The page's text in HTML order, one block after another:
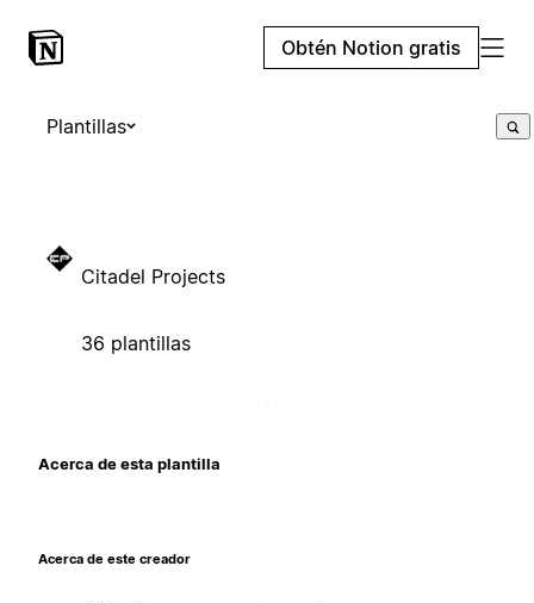
Obtén Notion gratis
Plantillas
Citadel Projects
36 plantillas
Acerca de esta plantilla
Acerca de este creador